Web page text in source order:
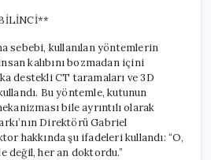
sebebi, kullanılan yöntemlerin
kalıbını bozmadan içini
destekli CT taramaları ve 3D
Bu yöntemle, kutunun
bile ayrıntılı olarak
Direktörü Gabriel
hakkında şu ifadeleri kullandı: “O,
değil, her an doktordu.”